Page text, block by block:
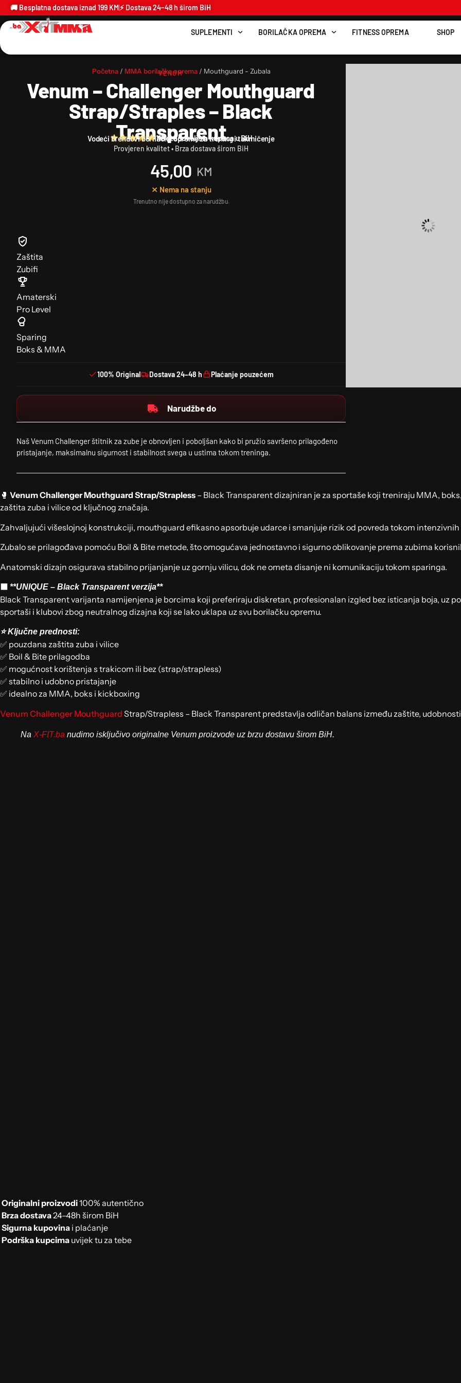
🚚 Besplatna dostava iznad 199 KM⚡ Dostava 24–48 h širom BiH
SUPLEMENTI BORILAČKA OPREMA FITNESS OPREMA SHOP
Početna/ MMA borilačka oprema/ Mouthguard - Zubala
VENUM
Venum – Challenger Mouthguard
Strap/Straples – Black
Transparent
115+ zadovoljnih kupaca u BiH
Vodeći brendovi borilačke opreme za trening i takmičenje
Provjeren kvalitet • Brza dostava širom BiH
45,00 KM
⨯ Nema na stanju
Zaštita
Zubifi
Amaterski
Pro Level
Sparing
Boks & MMA
100% Original Dostava 24–48 h Plaćanje pouzećem
Narudžbe do
Naš Venum Challenger štitnik za zube je obnovljen i poboljšan kako bi pružio savršeno prilagođeno
pristajanje, maksimalnu sigurnost i stabilnost svega u ustima tokom treninga.
🥊 Venum Challenger Mouthguard Strap/Strapless – Black Transparent dizajniran je za sportaše koji treniraju MMA,
zaštita zuba i vilice od ključnog značaja.
Zahvaljujući višeslojnoj konstrukciji, mouthguard efikasno apsorbuje udarce i smanjuje rizik od povreda tokom
Zubalo se prilagođava pomoću Boil & Bite metode, što omogućava jednostavno i sigurno oblikovanje prema zubima
Anatomski dizajn osigurava stabilno prijanjanje uz gornju vilicu, dok ne ometa disanje ni komunikaciju tokom sparinga.
⬛ **UNIQUE – Black Transparent verzija**
Black Transparent varijanta namijenjena je borcima koji preferiraju diskretan, profesionalan izgled bez isticanja boja, uz
sportaši i klubovi zbog neutralnog dizajna koji se lako uklapa uz svu borilačku opremu.
⭐ Ključne prednosti:
✅ pouzdana zaštita zuba i vilice
✅ Boil & Bite prilagodba
✅ mogućnost korištenja s trakicom ili bez (strap/strapless)
✅ stabilno i udobno pristajanje
✅ idealno za MMA, boks i kickboxing
Venum Challenger Mouthguard Strap/Strapless – Black Transparent predstavlja odličan balans između zaštite,
Na X-FIT.ba nudimo isključivo originalne Venum proizvode uz brzu dostavu širom BiH.
Originalni proizvodi100% autentično
Brza dostava24–48h širom BiH
Sigurna kupovina i plaćanje
Podrška kupcima uvijek tu za tebe